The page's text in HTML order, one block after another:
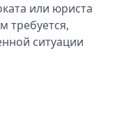
или юриста
требуется,
ситуации